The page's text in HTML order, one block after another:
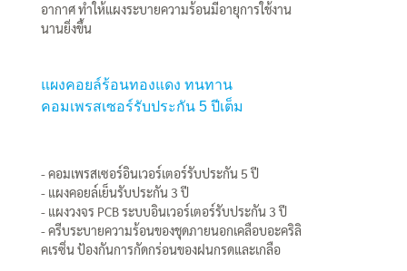
อากาศ ทำให้แผงระบายความร้อนมีอายุการใช้งาน
นานยิ่งขึ้น
แผงคอยล์ร้อนทองแดง ทนทาน
คอมเพรสเซอร์รับประกัน 5 ปีเต็ม
- คอมเพรสเซอร์อินเวอร์เตอร์รับประกัน 5 ปี
- แผงคอยล์เย็นรับประกัน 3 ปี
- แผงวงจร PCB ระบบอินเวอร์เตอร์รับประกัน 3 ปี
- ครีบระบายความร้อนของชุดภายนอกเคลือบอะคริลิ
คเรซิ่น ป้องกันการกัดกร่อนของฝนกรดและเกลือ